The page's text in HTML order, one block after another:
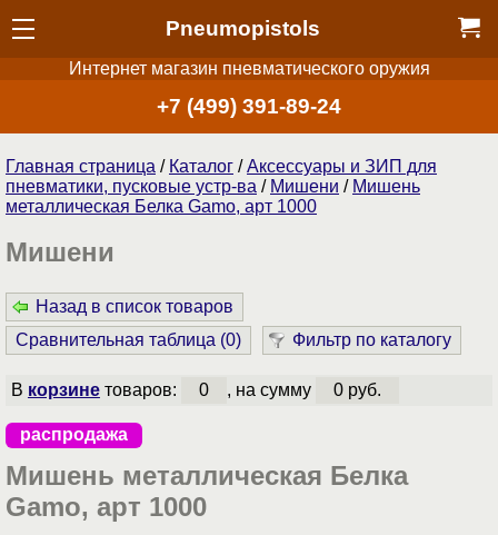
Pneumopistols
Интернет магазин пневматического оружия
+7 (499) 391-89-24
Главная страница / Каталог /Аксессуары и ЗИП для
пневматики, пусковые устр-ва / Мишени / Мишень
металлическая Белка Gamo, арт 1000
Мишени
Назад в список товаров
Сравнительная таблица (0) Фильтр по каталогу
В корзинетоваров: 0 , на сумму 0 руб.
распродажа
Мишень металлическая Белка
Gamo, арт 1000